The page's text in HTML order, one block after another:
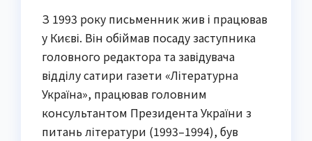
З 1993 року письменник жив і працював
у Києві. Він обіймав посаду заступника
головного редактора та завідувача
відділу сатири газети «Літературна
Україна», працював головним
консультантом Президента України з
питань літератури (1993–1994), був